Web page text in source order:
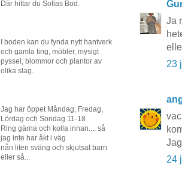
Ja
23
24
Där hittar du Sofias Bod.
I boden kan du fynda nytt hantverk
och gamla ting, möbler, mysigt
pyssel, blommor och plantor av
olika slag.
Jag har öppet Måndag, Fredag,
Lördag och Söndag 11-18
Ring gärna och kolla innan.... så
jag inte har åkt i väg
nån liten sväng och skjutsat barn
eller så...